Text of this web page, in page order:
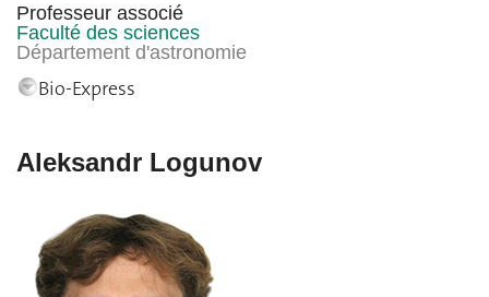
Professeur associé
Faculté des sciences
Département d'astronomie
Bio-Express
Aleksandr Logunov